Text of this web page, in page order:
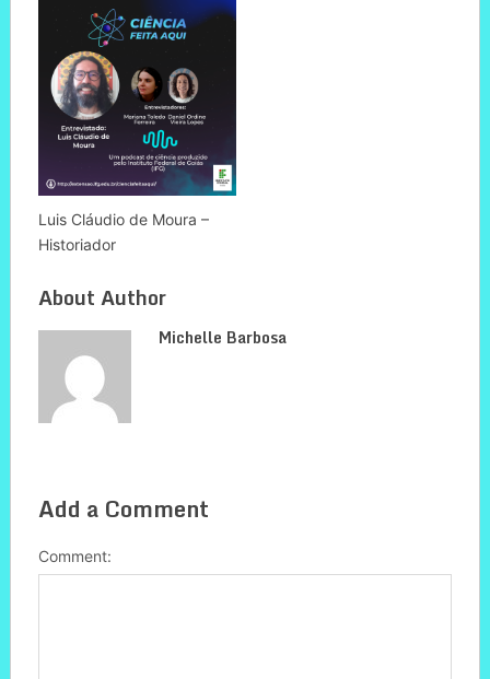
Luis Cláudio de Moura –
Historiador
About Author
Michelle Barbosa
Add a Comment
Comment: